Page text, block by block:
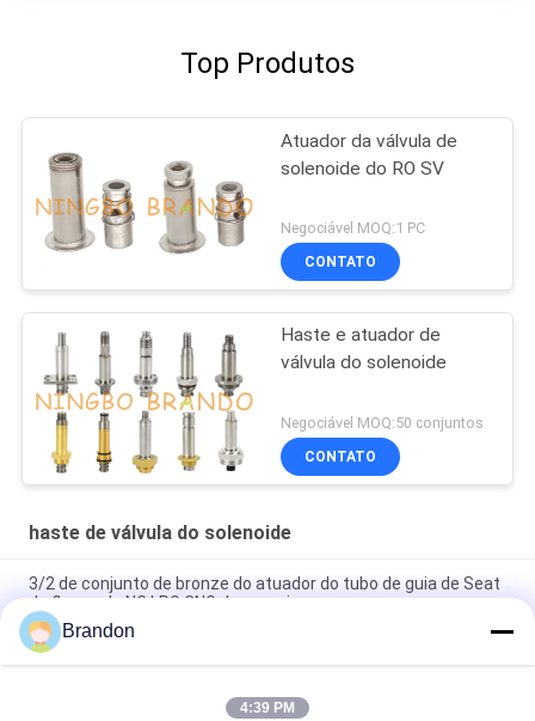
Top Produtos
Atuador da válvula de
solenoide do RO SV
Negociável MOQ:1 PC
CONTATO
Haste e atuador de
válvula do solenoide
Negociável MOQ:50 conjuntos
CONTATO
haste de válvula do solenoide
3/2 de conjunto de bronze do atuador do tubo de guia de Seat
da flange do NC LPG CNG da maneira
CNOMO fazem sob medida 30 3/2 de haste de válvula de
bronze do solenoide do núcleo de ferro do atuador da maneira
Brandon
4:39 PM